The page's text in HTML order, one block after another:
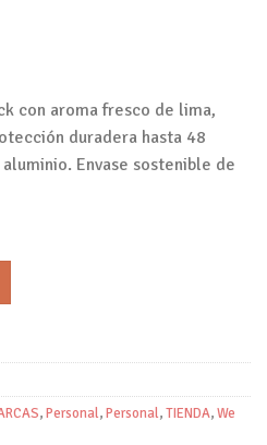
con aroma fresco de lima,
duradera hasta 48
Envase sostenible de
,Personal,Personal,TIENDA,We